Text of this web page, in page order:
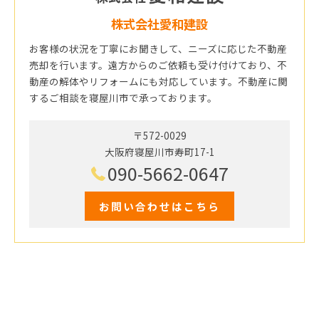
株式会社愛和建設
お客様の状況を丁寧にお聞きして、ニーズに応じた不動産
売却を行います。遠方からのご依頼も受け付けており、不
動産の解体やリフォームにも対応しています。不動産に関
するご相談を寝屋川市で承っております。
〒572-0029
大阪府寝屋川市寿町17-1
090-5662-0647
お問い合わせはこちら